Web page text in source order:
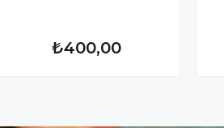
₺400,00